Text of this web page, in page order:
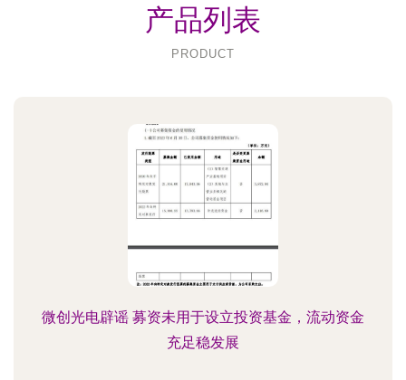
产品列表
PRODUCT
微创光电辟谣 募资未用于设立投资基金，流动资金
充足稳发展